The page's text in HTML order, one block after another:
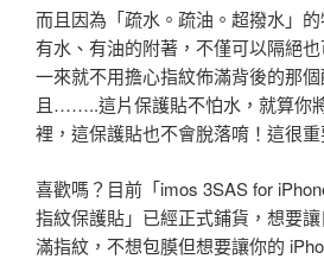
而且因為「疏水。疏油。超撥水」
有水、有油的附著，不僅可以隔絕
一來就不用擔心指紋佈滿背後的那
且……..這片保護貼不怕水，就算你
裡，這保護貼也不會脫落唷！這很
喜歡嗎？目前「imos 3SAS for
指紋保護貼」已經正式鋪貨，想要
滿指紋，不想包膜但想要讓你的